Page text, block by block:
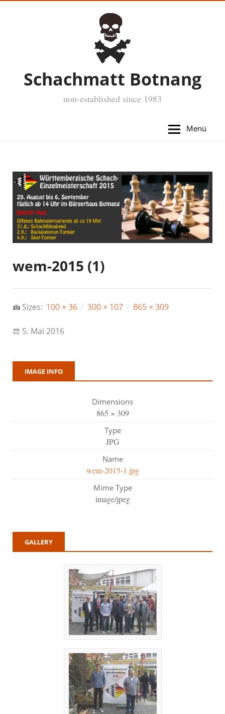
Schachmatt Botnang
non-established since 1983
Menü
wem-2015 (1)
Sizes: 100 × 36 / 300 × 107 / 865 × 309
5. Mai 2016
IMAGE INFO
Dimensions
865 × 309
Type
JPG
Name
wem-2015-1.jpg
Mime Type
image/jpeg
GALLERY